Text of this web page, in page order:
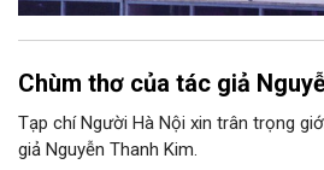
Chùm thơ của tác giả
Tạp chí Người Hà Nội xin trân trọng
giả Nguyễn Thanh Kim.